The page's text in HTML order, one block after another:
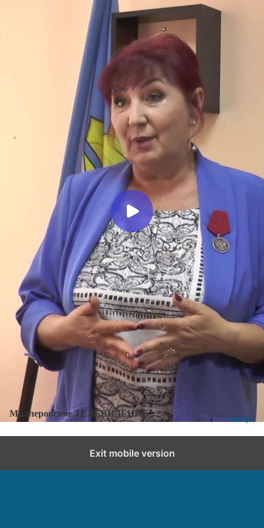
Миллеровское ТЕЛЕВИДЕНИЕ
К 60-летию Миллеровского
района. Поздравление Светланы
ТРЕТЬЯКОВОЙ
Миллеровское ТВ 10 месяцев назад
Категории:К 60 летию Миллеровского района
Добавить комментарий
Миллеровское ТЕЛЕВИДЕНИЕ Наверх
Exit mobile version